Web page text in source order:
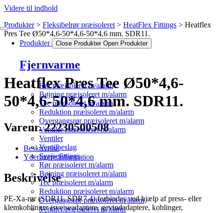
Videre til indhold
Produkter Close Produkter Open Produkter
Fjernvarme
Rør præisoleret m/alarm
Bøjning præisoleret m/alarm
Tee præisoleret m/alarm
Reduktion præisoleret m/alarm
Overgangsrør præisoleret m/alarm
Ventiler præisoleret m/alarm
Ventiler
Ventilbeslag
Svejsefittings
Rør præisoleret m/alarm
Bøjning præisoleret m/alarm
Tee præisoleret m/alarm
Reduktion præisoleret m/alarm
Overgangsrør præisoleret m/alarm
Ventiler præisoleret m/alarm
Produkter Fleksibelrør præisoleret HeatFlex Fittings
Heatflex
Pres Tee Ø50*4,6-50*4,6-50*4,6 mm. SDR11.
Heatflex Pres Tee Ø50*4,6-
50*4,6-50*4,6 mm. SDR11.
Varenr. 22230500508
Beskrivelse
Yderligere information
Beskrivelse
PE-Xa-rør (SDR11, SDR7.4) forbindes ved hjælp af press- eller
klemkoblinger (svejseadaptere, gevindadaptere, koblinger,